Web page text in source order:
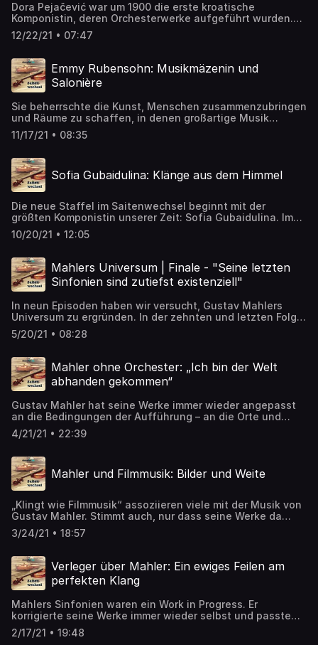
Dora Pejačević war um 1900 die erste kroatische
Komponistin, deren Orchesterwerke aufgeführt wurden.
Dort ist sie heute sehr bekannt, in Deutschland dagegen
kaum, obwohl sie lange in Dresden und München wirkte.
https://detektor.fm/musik/saitenwechsel-dora-pejacevic
12/22/21 • 07:47
Emmy Rubensohn: Musikmäzenin und
Salonière
Sie beherrschte die Kunst, Menschen zusammenzubringen
und Räume zu schaffen, in denen großartige Musik
entstand: die Musikmäzenin Emmy Rubensohn. Was genau
macht eine Mäzenin aus und was können wir heute noch
https://detektor.fm/musik/saitenwechsel-emmy-
rubensohn
11/17/21 • 08:35
Sofia Gubaidulina: Klänge aus dem Himmel
Die neue Staffel im Saitenwechsel beginnt mit der
größten Komponistin unserer Zeit: Sofia Gubaidulina. Im
Alter von 90 Jahren schreibt sie an dem Werk, das ihr
letztes sein soll. Wo entspringt ihre Musik und wie wurde
https://detektor.fm/musik/saitenwechsel-sofia-
gubaidulina
10/20/21 • 12:05
Mahlers Universum | Finale - "Seine letzten
Sinfonien sind zutiefst existenziell"
In neun Episoden haben wir versucht, Gustav Mahlers
Universum zu ergründen. In der zehnten und letzten Folge
rekapitulieren wir diese Reise: Vom aufstrebenden
Operndirigenten bis zum Komponisten, der Sinfonien für
https://detektor.fm/musik/mahlers-universum-unendliche-
musik-sinfonien
5/20/21 • 08:28
Mahler ohne Orchester: „Ich bin der Welt
abhanden gekommen“
Gustav Mahler hat seine Werke immer wieder angepasst
an die Bedingungen der Aufführung – an die Orte und
Orchester. Aktuell verlangen die Bedingungen in der
Pandemie kreative Ideen, um seine Musik erlebbar zu
gefunden, Mahlers „Ich bin der Welt abhanden
gekommen“ aufzuführen. ➡️ Artikel zum Nachlesen:
https://detektor.fm/musik/mahlers-universum-mahler-
4/21/21 • 22:39
Mahler und Filmmusik: Bilder und Weite
„Klingt wie Filmmusik“ assoziieren viele mit der Musik von
Gustav Mahler. Stimmt auch, nur dass seine Werke da
waren, bevor es Filme gab. Welche Parallelen haben seine
Sinfonien mit Filmmusik? Das erklären zwei
Nachlesen: https://detektor.fm/musik/mahlers-universum-
mahler-und-filmmusik
3/24/21 • 18:57
Verleger über Mahler: Ein ewiges Feilen am
perfekten Klang
Mahlers Sinfonien waren ein Work in Progress. Er
korrigierte seine Werke immer wieder selbst und passte
sie den Bedingungen unterschiedlicher Aufführungen an.
Das macht es für Verleger seiner Werke spannend wie
2/17/21 • 19:48